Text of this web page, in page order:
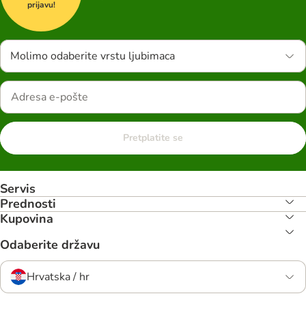
prijavu!
Molimo odaberite vrstu ljubimaca
Pretplatite se
Servis
Prednosti
Kupovina
Odaberite državu
Hrvatska / hr